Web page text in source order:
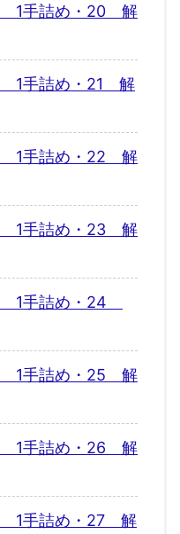
1手詰め・20 解
1手詰め・21 解
1手詰め・22 解
1手詰め・23 解
1手詰め・24
1手詰め・25 解
1手詰め・26 解
1手詰め・27 解